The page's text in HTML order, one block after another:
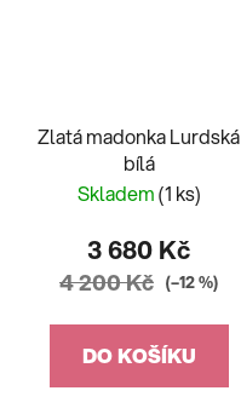
Zlatá madonka Lurdská
bílá
Skladem(1 ks)
3 680 Kč
4 200 Kč (–12 %)
DO KOŠÍKU